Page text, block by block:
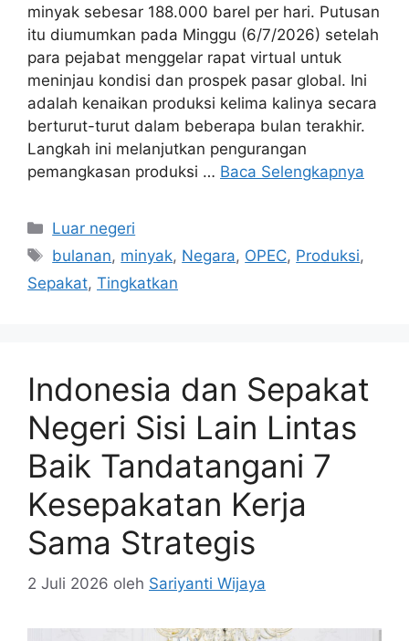
minyak sebesar 188.000 barel per hari. Putusan
itu diumumkan pada Minggu (6/7/2026) setelah
para pejabat menggelar rapat virtual untuk
meninjau kondisi dan prospek pasar global. Ini
adalah kenaikan produksi kelima kalinya secara
berturut-turut dalam beberapa bulan terakhir.
Langkah ini melanjutkan pengurangan
pemangkasan produksi … Baca Selengkapnya
Kategori
Luar negeri
Tag
bulanan, minyak, Negara, OPEC, Produksi,
Sepakat, Tingkatkan
Indonesia dan Sepakat
Negeri Sisi Lain Lintas
Baik Tandatangani 7
Kesepakatan Kerja
Sama Strategis
2 Juli 2026 oleh Sariyanti Wijaya